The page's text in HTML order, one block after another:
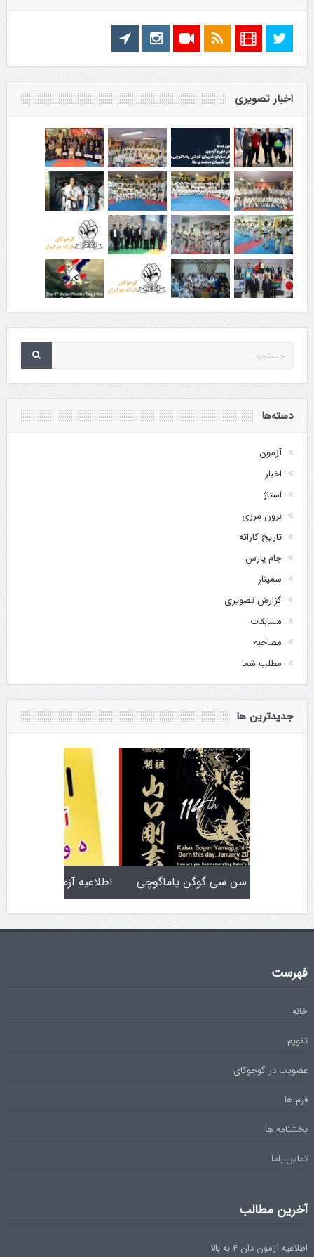
اخبار تصویری
دسته‌ها
آزمون
اخبار
استاژ
برون مرزی
تاریخ کاراته
جام پارس
سمینار
گزارش تصویری
مسابقات
مصاحبه
مطلب شما
جدیدترین ها
تولد کایچو سن سی گوگن یاماگوچی
فهرست
خانه
تقویم
عضویت در گوجوکای
فرم ها
بخشنامه ها
تماس باما
آخرین مطالب
اطلاعیه آزمون دان ۴ به بالا